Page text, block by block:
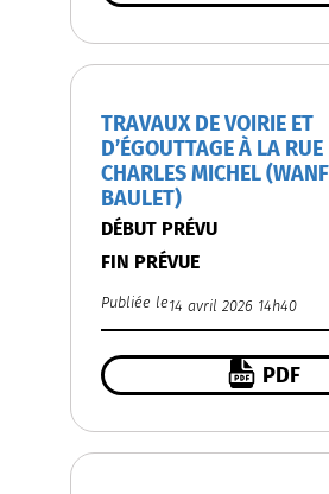
TRAVAUX DE VOIRIE ET
D’ÉGOUTTAGE À LA RUE
CHARLES MICHEL
BAULET)
DÉBUT PRÉVU
FIN PRÉVUE
Publiée le14 avril 2026 14h40
PDF